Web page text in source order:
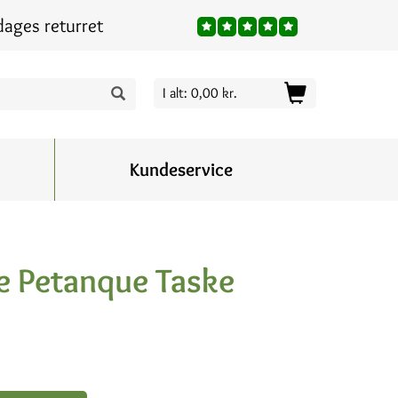
returret
I alt: 0,00 kr.
Kundeservice
Petanque Taske